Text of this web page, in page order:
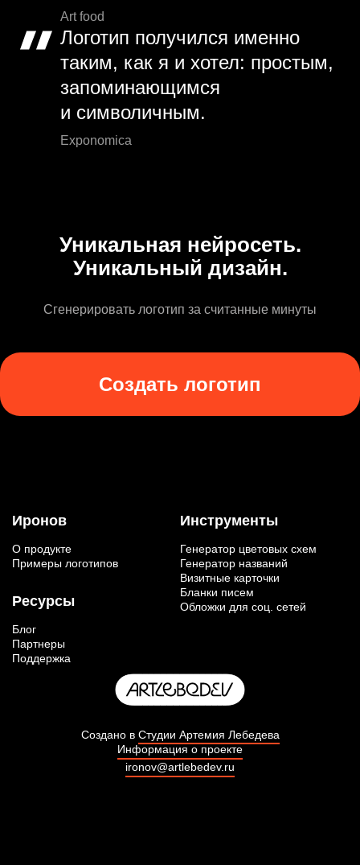
Art food
Логотип получился именно
таким, как я и хотел: простым,
запоминающимся
и символичным.
Exponomica
Уникальная нейросеть.
Уникальный дизайн.
Сгенерировать логотип за считанные минуты
Создать логотип
Иронов
О продукте
Примеры логотипов
Ресурсы
Блог
Партнеры
Поддержка
Инструменты
Генератор цветовых схем
Генератор названий
Визитные карточки
Бланки писем
Обложки для соц. сетей
Создано в Студии Артемия Лебедева
Информация о проекте
ironov@artlebedev.ru